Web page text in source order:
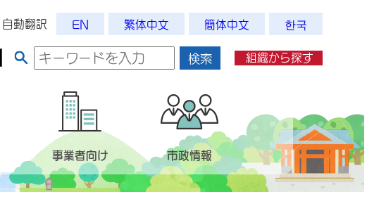
自動翻訳 EN 繁体中文 簡体中文 한국
検索 組織から探す
事業者向け 市政情報